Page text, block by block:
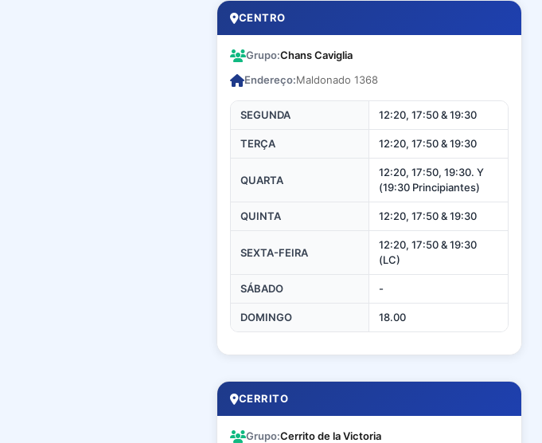
CENTRO
Grupo:Chans Caviglia
Endereço:Maldonado 1368
SEGUNDA 12:20, 17:50 & 19:30
TERÇA 12:20, 17:50 & 19:30
QUARTA
12:20, 17:50, 19:30. Y
(19:30 Principiantes)
QUINTA 12:20, 17:50 & 19:30
SEXTA-FEIRA
12:20, 17:50 & 19:30
(LC)
SÁBADO -
DOMINGO 18.00
CERRITO
Grupo:Cerrito de la Victoria